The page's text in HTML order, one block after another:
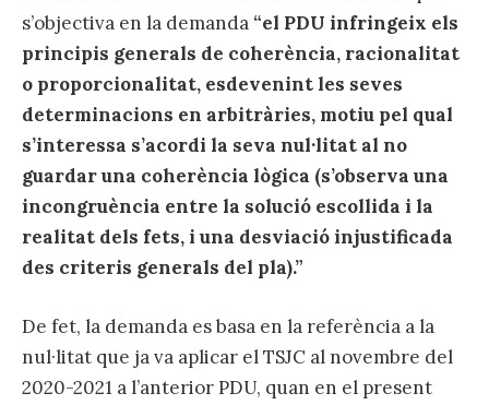
s’objectiva en la demanda “el PDU infringeix els
principis generals de coherència, racionalitat
o proporcionalitat, esdevenint les seves
determinacions en arbitràries, motiu pel qual
s’interessa s’acordi la seva nul·litat al no
guardar una coherència lògica (s’observa una
incongruència entre la solució escollida i la
realitat dels fets, i una desviació injustificada
des criteris generals del pla).”
De fet, la demanda es basa en la referència a la
nul·litat que ja va aplicar el TSJC al novembre del
2020-2021 a l’anterior PDU, quan en el present